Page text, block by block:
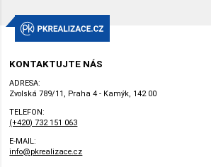
KONTAKTUJTE NÁS
ADRESA:
Zvolská 789/11, Praha 4 - Kamýk, 142 00
TELEFON:
(+420) 732 151 063
E-MAIL:
info@pkrealizace.cz